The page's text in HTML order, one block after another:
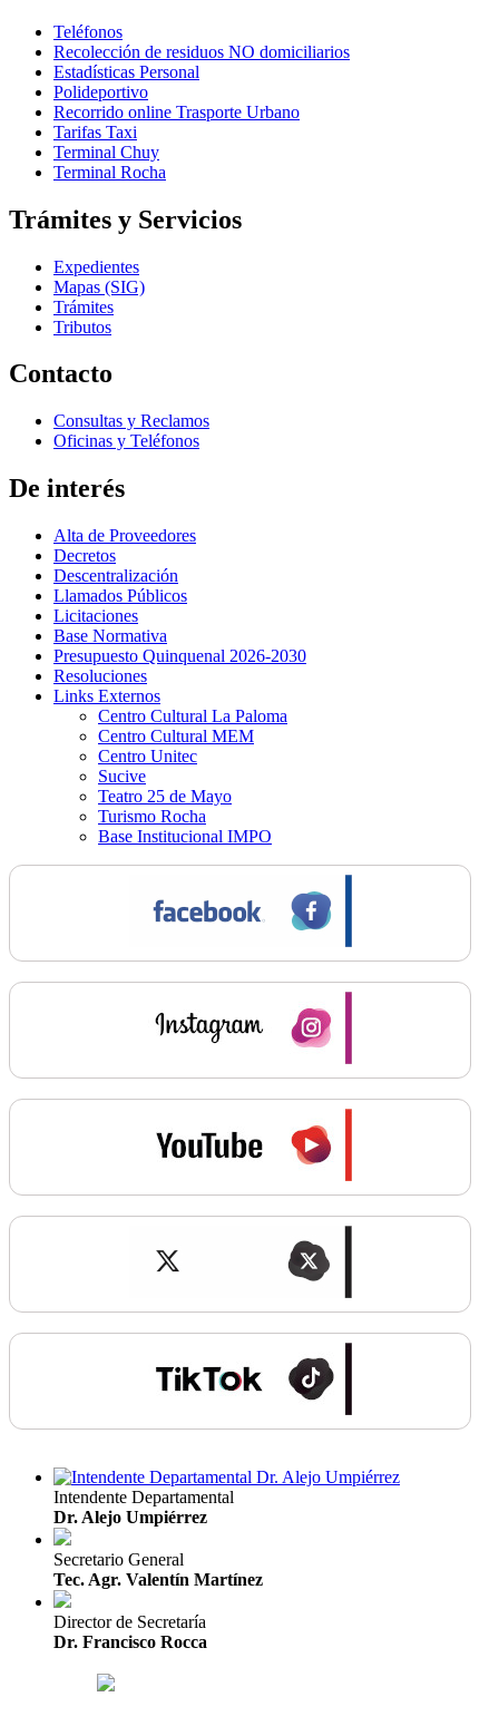
Teléfonos
Recolección de residuos NO domiciliarios
Estadísticas Personal
Polideportivo
Recorrido online Trasporte Urbano
Tarifas Taxi
Terminal Chuy
Terminal Rocha
Trámites y Servicios
Expedientes
Mapas (SIG)
Trámites
Tributos
Contacto
Consultas y Reclamos
Oficinas y Teléfonos
De interés
Alta de Proveedores
Decretos
Descentralización
Llamados Públicos
Licitaciones
Base Normativa
Presupuesto Quinquenal 2026-2030
Resoluciones
Links Externos
Centro Cultural La Paloma
Centro Cultural MEM
Centro Unitec
Sucive
Teatro 25 de Mayo
Turismo Rocha
Base Institucional IMPO
Intendente Departamental
Dr. Alejo Umpiérrez
Secretario General
Tec. Agr. Valentín Martínez
Director de Secretaría
Dr. Francisco Rocca